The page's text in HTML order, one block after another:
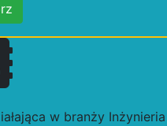
w branży Inżynieria